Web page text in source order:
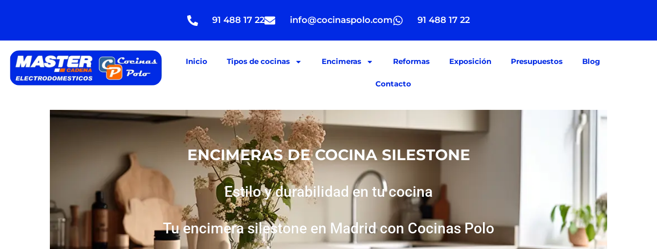
91 488 17 22 info@cocinaspolo.com 91 488 17 22
Inicio Tipos de cocinas Encimeras Reformas Exposición Presupuestos Blog
Contacto
ENCIMERAS DE COCINA SILESTONE
Estilo y durabilidad en tu cocina
Tu encimera silestone en Madrid con Cocinas Polo